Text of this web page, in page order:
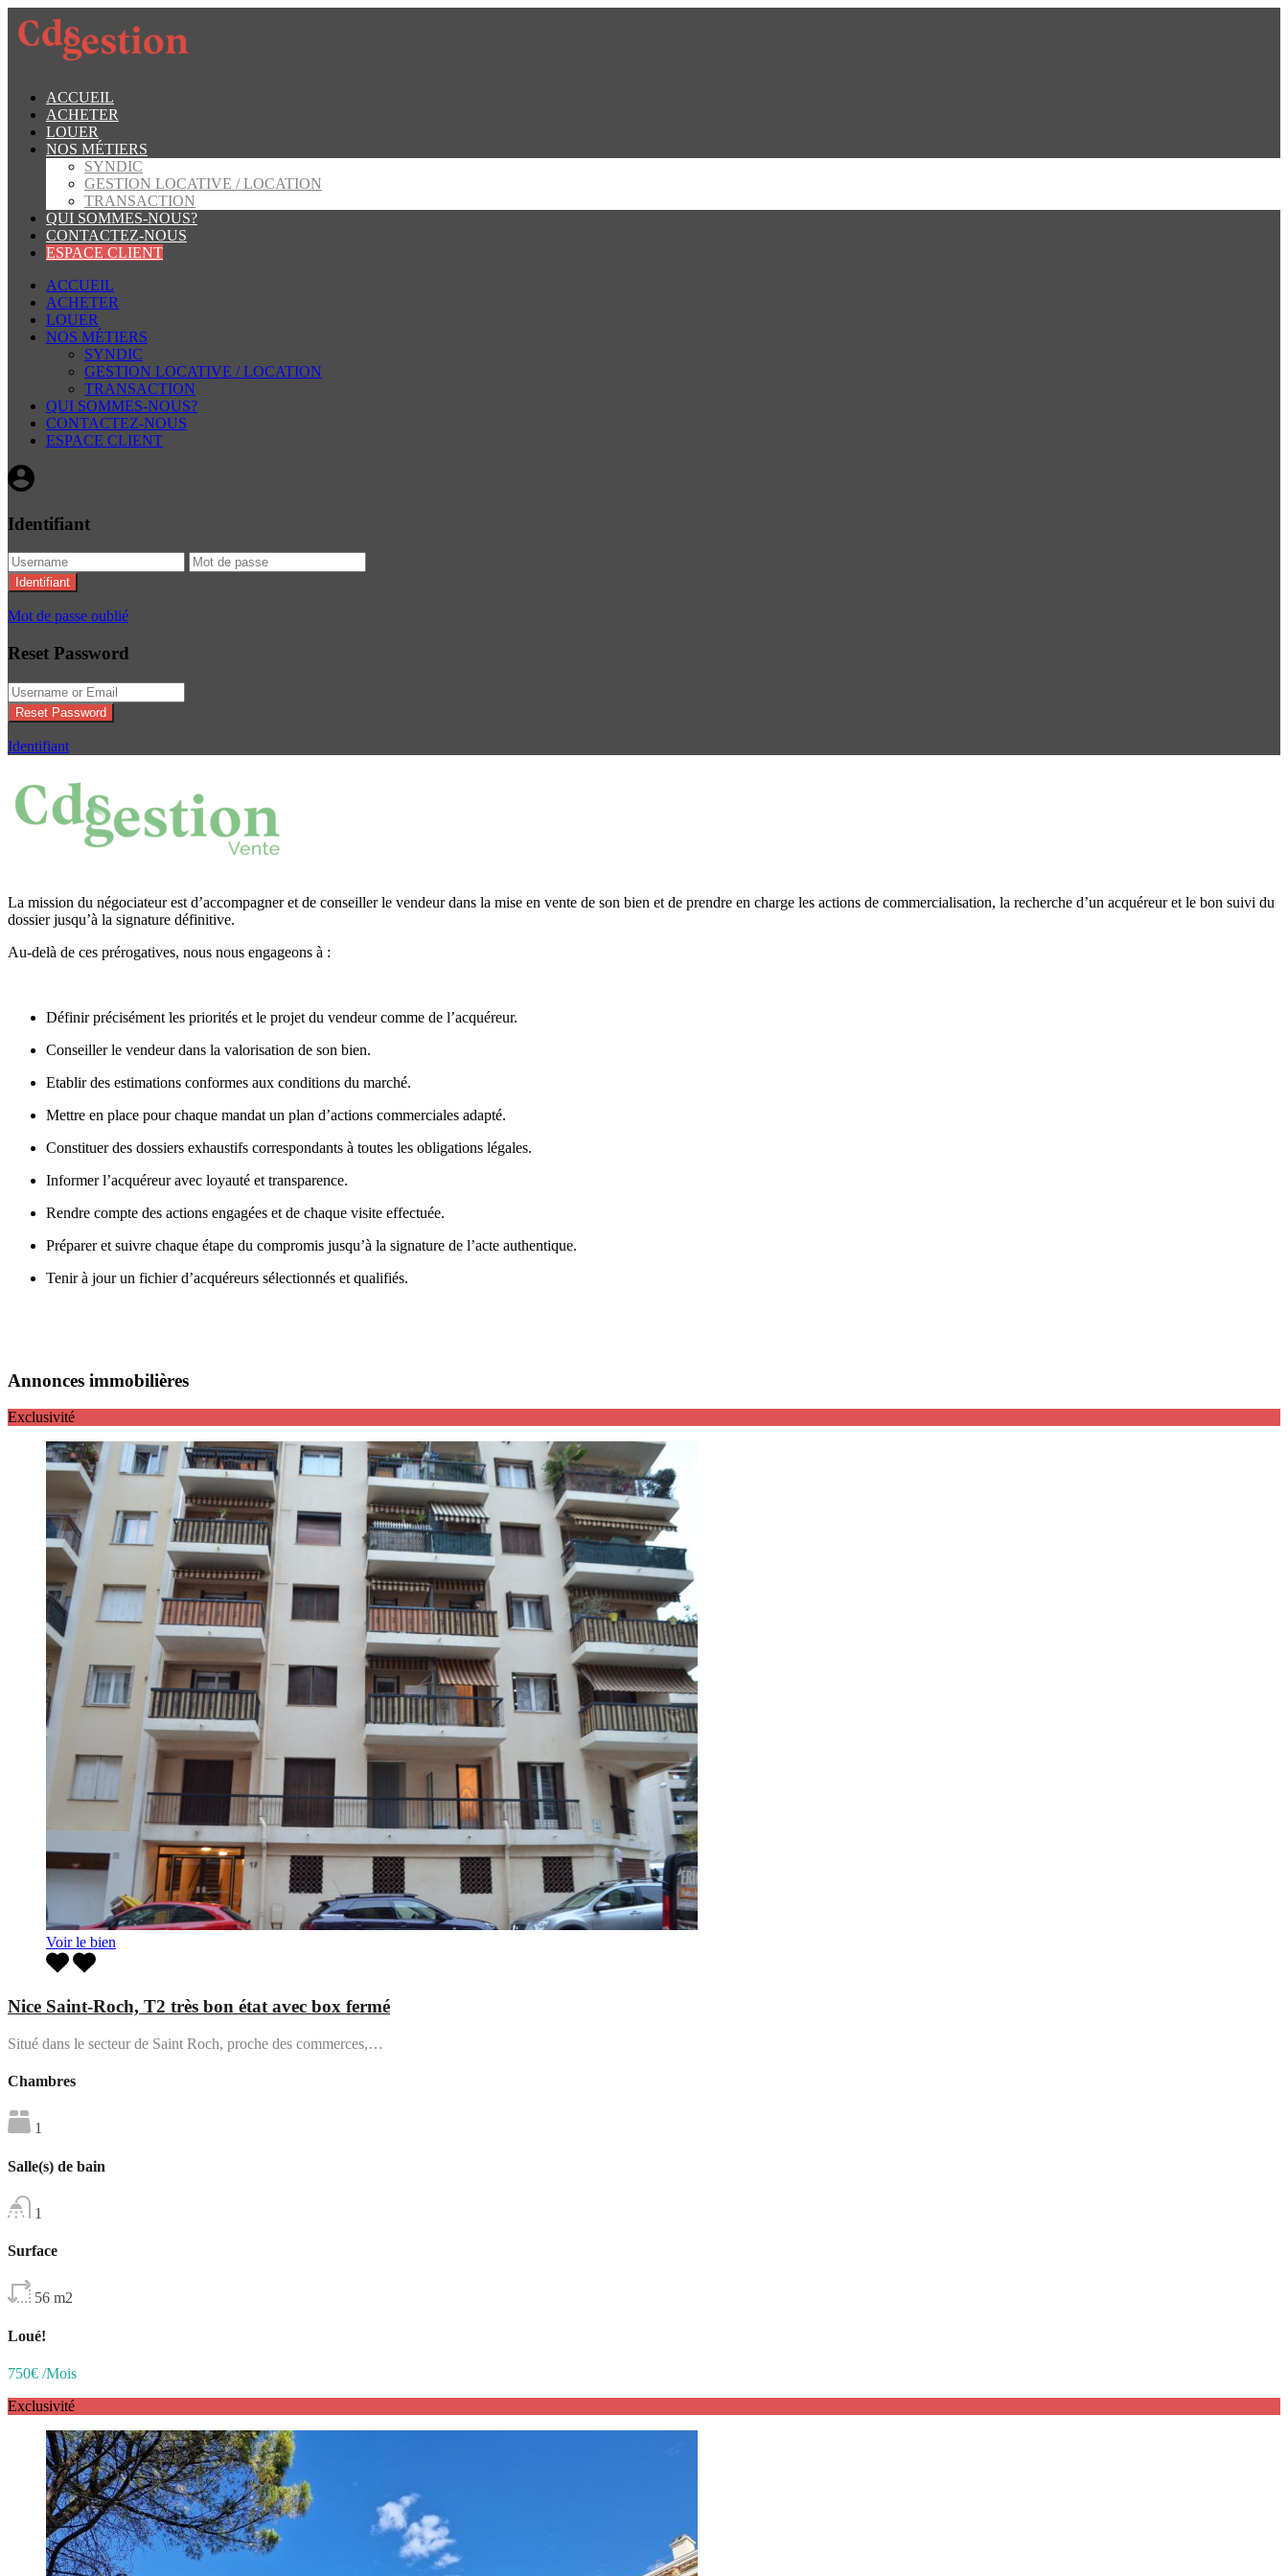
ACCUEIL
ACHETER
LOUER
NOS MÉTIERS
SYNDIC
GESTION LOCATIVE / LOCATION
TRANSACTION
QUI SOMMES-NOUS?
CONTACTEZ-NOUS
ESPACE CLIENT
ACCUEIL
ACHETER
LOUER
NOS MÉTIERS
SYNDIC
GESTION LOCATIVE / LOCATION
TRANSACTION
QUI SOMMES-NOUS?
CONTACTEZ-NOUS
ESPACE CLIENT
Identifiant
Identifiant
Mot de passe oublié
Reset Password
Reset Password
Identifiant
La mission du négociateur est d’accompagner et de conseiller le vendeur dans la mise en vente de son bien et de prendre en charge les actions de commercialisation, la recherche d’un acquéreur et le bon suivi du
dossier jusqu’à la signature définitive.
Au-delà de ces prérogatives, nous nous engageons à :
Définir précisément les priorités et le projet du vendeur comme de l’acquéreur.
Conseiller le vendeur dans la valorisation de son bien.
Etablir des estimations conformes aux conditions du marché.
Mettre en place pour chaque mandat un plan d’actions commerciales adapté.
Constituer des dossiers exhaustifs correspondants à toutes les obligations légales.
Informer l’acquéreur avec loyauté et transparence.
Rendre compte des actions engagées et de chaque visite effectuée.
Préparer et suivre chaque étape du compromis jusqu’à la signature de l’acte authentique.
Tenir à jour un fichier d’acquéreurs sélectionnés et qualifiés.
Annonces immobilières
Exclusivité
Voir le bien
Nice Saint-Roch, T2 très bon état avec box fermé
Situé dans le secteur de Saint Roch, proche des commerces,…
Chambres
1
Salle(s) de bain
1
Surface
56 m2
Loué!
750€ /Mois
Exclusivité